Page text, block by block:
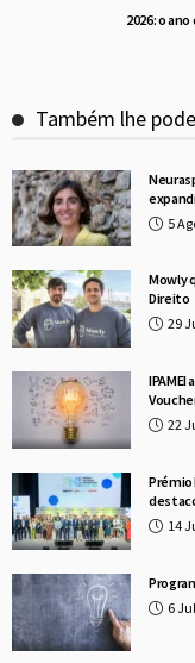
2026: o
Também lhe
5
Mowly
Direito
29
22
Prémio
14
6